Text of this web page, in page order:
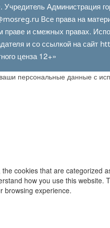
Администрация
Все права на
и смежных правах.
и со ссылкой на сайт
ценза 12+»
персональные данные с
cookies that are
how you use this
browsing experience.